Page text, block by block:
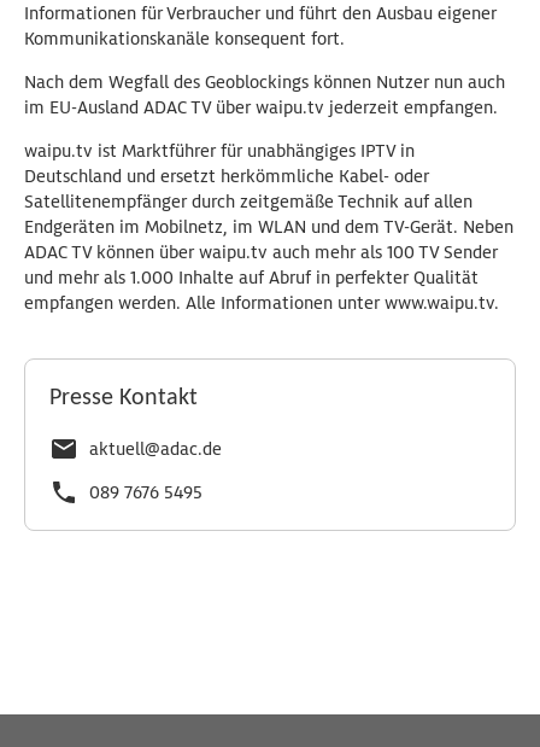
Informationen für Verbraucher und führt den Ausbau eigener
Kommunikationskanäle konsequent fort.
Nach dem Wegfall des Geoblockings können Nutzer nun auch
im EU-Ausland ADAC TV über waipu.tv jederzeit empfangen.
waipu.tv ist Marktführer für unabhängiges IPTV in
Deutschland und ersetzt herkömmliche Kabel- oder
Satellitenempfänger durch zeitgemäße Technik auf allen
Endgeräten im Mobilnetz, im WLAN und dem TV-Gerät. Neben
ADAC TV können über waipu.tv auch mehr als 100 TV Sender
und mehr als 1.000 Inhalte auf Abruf in perfekter Qualität
empfangen werden. Alle Informationen unter www.waipu.tv.
Presse Kontakt
aktuell@adac.de
089 7676 5495